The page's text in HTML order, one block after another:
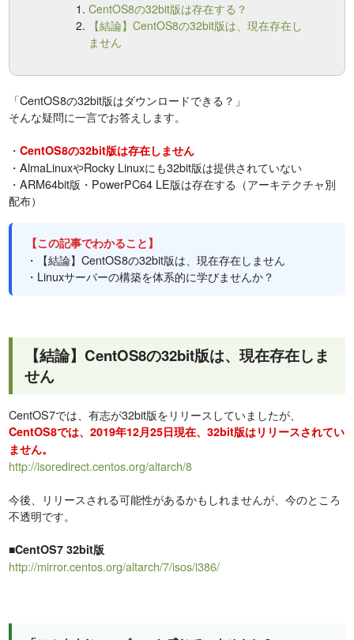
CentOS8の32bit版は存在する？
【結論】CentOS8の32bit版は、現在存在し
ません
「CentOS8の32bit版はダウンロードできる？」
そんな疑問に一言でお答えします。
・CentOS8の32bit版は存在しません
・AlmaLinuxやRocky Linuxにも32bit版は提供されていない
・ARM64bit版・PowerPC64 LE版は存在する（アーキテクチャ別
配布）
【この記事でわかること】
・【結論】CentOS8の32bit版は、現在存在しません
・Linuxサーバーの構築を体系的に学びませんか？
【結論】CentOS8の32bit版は、現在存在しま
せん
CentOS7では、有志が32bit版をリリースしていましたが、
CentOS8では、2019年12月25日現在、32bit版はリリースされてい
ません。
http://isoredirect.centos.org/altarch/8
今後、リリースされる可能性があるかもしれませんが、今のところ
不透明です。
■CentOS7 32bit版
http://mirror.centos.org/altarch/7/isos/i386/